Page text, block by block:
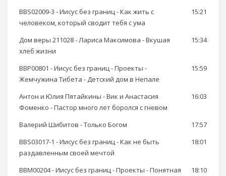
BBS02009-3 - Иисус без границ - Как жить с
человеком, который сводит тебя с ума
15:21
Дом веры 211028 - Лариса Максимова - Вкушая
хлеб жизни
15:34
BBP00801 - Иисус без границ - Проекты -
Жемчужина Тибета - Детский дом в Непале
15:59
Антон и Юлия Пятайкины - Вик и Анастасия
Фоменко - Пастор много лет боролся с гневом
16:03
Валерий Шибитов - Только Богом
17:57
BBS03017-1 - Иисус без границ - Как не быть
раздавленным своей мечтой
18:01
BBM00204 - Иисус без границ - Проекты - Понятная
18:10